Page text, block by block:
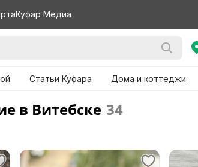
Куфар Медиа
Статьи Куфара Дома и коттеджи
в Витебске 34